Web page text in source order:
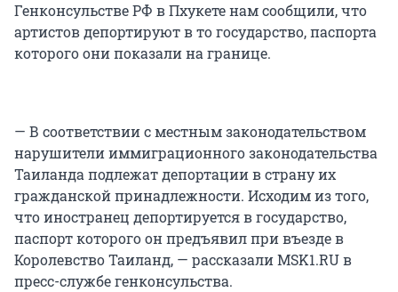
Генконсульстве РФ в Пхукете нам сообщили, что
артистов депортируют в то государство, паспорта
которого они показали на границе.
— В соответствии с местным законодательством
нарушители иммиграционного законодательства
Таиланда подлежат депортации в страну их
гражданской принадлежности. Исходим из того,
что иностранец депортируется в государство,
паспорт которого он предъявил при въезде в
Королевство Таиланд, — рассказали MSK1.RU в
пресс-службе генконсульства.